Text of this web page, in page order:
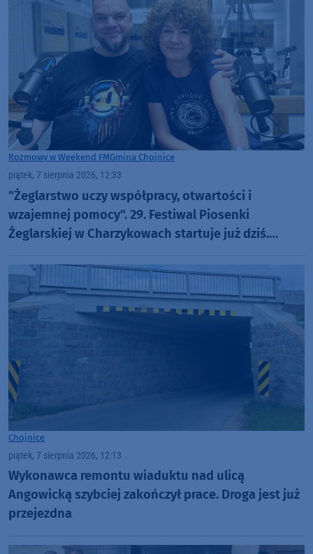
Rozmowy w Weekend FMGmina Chojnice
piątek, 7 sierpnia 2026, 12:33
"Żeglarstwo uczy współpracy, otwartości i
wzajemnej pomocy". 29. Festiwal Piosenki
Żeglarskiej w Charzykowach startuje już dziś.
Chojnice
piątek, 7 sierpnia 2026, 12:13
Wykonawca remontu wiaduktu nad ulicą
Angowicką szybciej zakończył prace. Droga jest już
przejezdna